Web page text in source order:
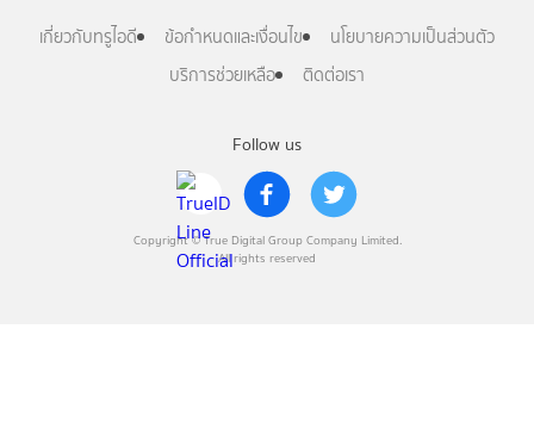
Follow us
Copyright © True Digital Group Company Limited.
All rights reserved
เกี่ยวกับทรูไอดี ข้อกำหนดและเงื่อนไข
นโยบายความเป็นส่วนตัว
บริการช่วยเหลือ
ติดต่อเรา